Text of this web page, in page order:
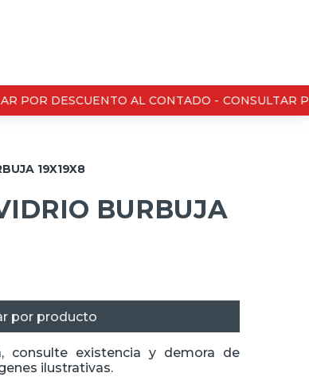
POR DESCUENTO AL CONTADO - CONSULTAR
19X19X8
BURBUJA
por producto
consulte existencia y demora de
ilustrativas.